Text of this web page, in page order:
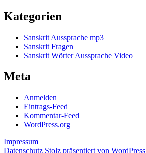
Kategorien
Sanskrit Aussprache mp3
Sanskrit Fragen
Sanskrit Wörter Aussprache Video
Meta
Anmelden
Eintrags-Feed
Kommentar-Feed
WordPress.org
Impressum
Datenschutz Stolz präsentiert von WordPress